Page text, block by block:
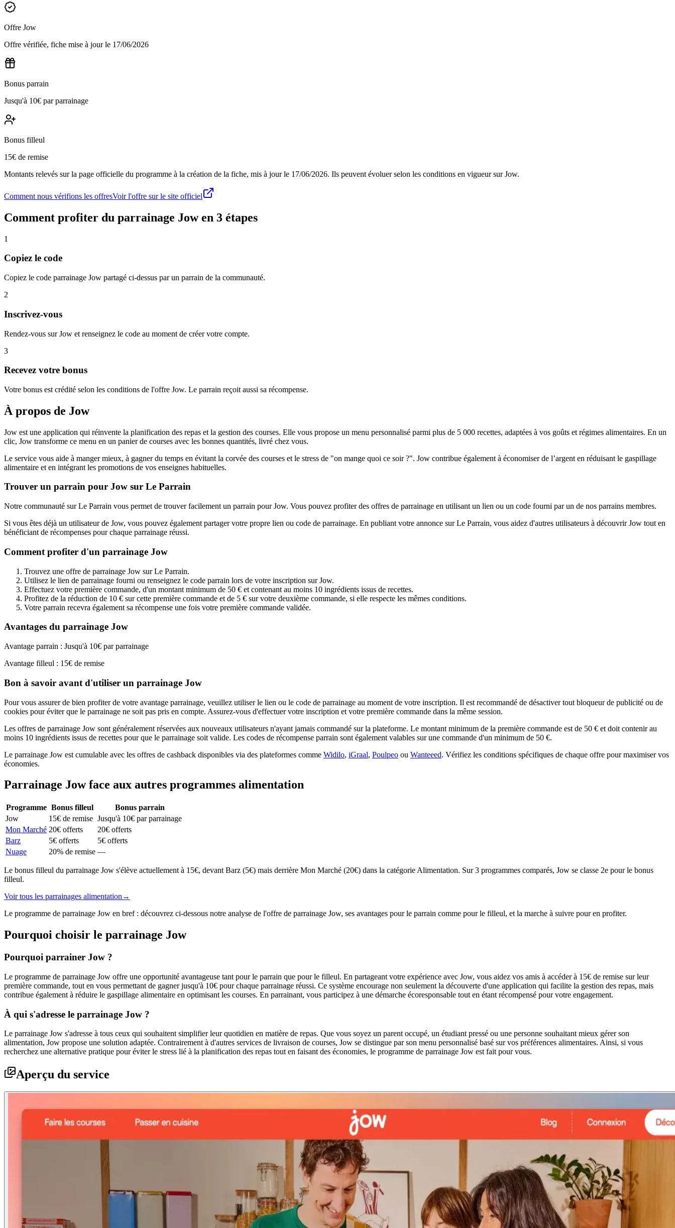
Offre Jow
Offre vérifiée, fiche mise à jour le 17/06/2026
Bonus parrain
Jusqu'à 10€ par parrainage
Bonus filleul
15€ de remise
Montants relevés sur la page officielle du programme à la création de la fiche, mis à jour le 17/06/2026. Ils peuvent évoluer selon les conditions en vigueur surJow.
Comment nous vérifions les offresVoir l'offre sur le site officiel
Comment profiter du parrainage Jowen 3 étapes
1
Copiez le code
Copiez le code parrainage Jow partagé ci-dessus par un parrain de la communauté.
2
Inscrivez-vous
Rendez-vous sur Jow et renseignez le code au moment de créer votre compte.
3
Recevez votre bonus
Votre bonus est crédité selon les conditions de l'offre Jow. Le parrain reçoit aussi sa récompense.
À propos de Jow
Jow est une application qui réinvente la planification des repas et la gestion des courses. Elle vous propose un menu personnalisé parmi plus de 5 000 recettes, adaptées à vos goûts et régimes alimentaires. En un
clic, Jow transforme ce menu en un panier de courses avec les bonnes quantités, livré chez vous.
Le service vous aide à manger mieux, à gagner du temps en évitant la corvée des courses et le stress de "on mange quoi ce soir ?". Jow contribue également à économiser de l’argent en réduisant le gaspillage
alimentaire et en intégrant les promotions de vos enseignes habituelles.
Trouver un parrain pour Jow sur Le Parrain
Notre communauté sur Le Parrain vous permet de trouver facilement un parrain pour Jow. Vous pouvez profiter des offres de parrainage en utilisant un lien ou un code fourni par un de nos parrains membres.
Si vous êtes déjà un utilisateur de Jow, vous pouvez également partager votre propre lien ou code de parrainage. En publiant votre annonce sur Le Parrain, vous aidez d'autres utilisateurs à découvrir Jow tout en
bénéficiant de récompenses pour chaque parrainage réussi.
Comment profiter d'un parrainage Jow
Trouvez une offre de parrainage Jow sur Le Parrain.
Utilisez le lien de parrainage fourni ou renseignez le code parrain lors de votre inscription sur Jow.
Effectuez votre première commande, d'un montant minimum de 50 € et contenant au moins 10 ingrédients issus de recettes.
Profitez de la réduction de 10 € sur cette première commande et de 5 € sur votre deuxième commande, si elle respecte les mêmes conditions.
Votre parrain recevra également sa récompense une fois votre première commande validée.
Avantages du parrainage Jow
Avantage parrain : Jusqu'à 10€ par parrainage
Avantage filleul : 15€ de remise
Bon à savoir avant d'utiliser un parrainage Jow
Pour vous assurer de bien profiter de votre avantage parrainage, veuillez utiliser le lien ou le code de parrainage au moment de votre inscription. Il est recommandé de désactiver tout bloqueur de publicité ou de
cookies pour éviter que le parrainage ne soit pas pris en compte. Assurez-vous d'effectuer votre inscription et votre première commande dans la même session.
Les offres de parrainage Jow sont généralement réservées aux nouveaux utilisateurs n'ayant jamais commandé sur la plateforme. Le montant minimum de la première commande est de 50 € et doit contenir au
moins 10 ingrédients issus de recettes pour que le parrainage soit valide. Les codes de récompense parrain sont également valables sur une commande d'un minimum de 50 €.
Le parrainage Jow est cumulable avec les offres de cashback disponibles via des plateformes comme Widilo, iGraal, Poulpeo ou Wanteeed. Vérifiez les conditions spécifiques de chaque offre pour maximiser vos
économies.
Parrainage Jowface aux autres programmes alimentation
Programme Bonus filleul
Bonus parrain
Jow
15€ de remise Jusqu'à 10€ par parrainage
Mon Marché 20€ offerts
20€ offerts
Barz
5€ offerts
5€ offerts
Nuage
20% de remise —
Le bonus filleul du parrainage Jow s'élève actuellement à 15€, devant Barz (5€) mais derrière Mon Marché (20€) dans la catégorie Alimentation. Sur 3 programmes comparés, Jow se classe 2e pour le bonus
filleul.
Voir tous les parrainages alimentation →
Le programme de parrainage Jow en bref : découvrez ci-dessous notre analyse de l'offre de parrainage Jow, ses avantages pour le parrain comme pour le filleul, et la marche à suivre pour en profiter.
Pourquoi choisir le parrainage Jow
Pourquoi parrainer Jow ?
Le programme de parrainage Jow offre une opportunité avantageuse tant pour le parrain que pour le filleul. En partageant votre expérience avec Jow, vous aidez vos amis à accéder à 15€ de remise sur leur
première commande, tout en vous permettant de gagner jusqu'à 10€ pour chaque parrainage réussi. Ce système encourage non seulement la découverte d'une application qui facilite la gestion des repas, mais
contribue également à réduire le gaspillage alimentaire en optimisant les courses. En parrainant, vous participez à une démarche écoresponsable tout en étant récompensé pour votre engagement.
À qui s'adresse le parrainage Jow ?
Le parrainage Jow s'adresse à tous ceux qui souhaitent simplifier leur quotidien en matière de repas. Que vous soyez un parent occupé, un étudiant pressé ou une personne souhaitant mieux gérer son
alimentation, Jow propose une solution adaptée. Contrairement à d'autres services de livraison de courses, Jow se distingue par son menu personnalisé basé sur vos préférences alimentaires. Ainsi, si vous
recherchez une alternative pratique pour éviter le stress lié à la planification des repas tout en faisant des économies, le programme de parrainage Jow est fait pour vous.
Aperçu du service